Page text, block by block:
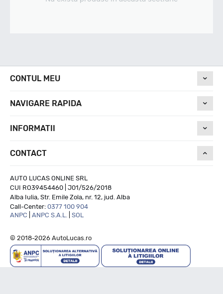
CONTUL MEU
NAVIGARE RAPIDA
INFORMATII
CONTACT
AUTO LUCAS ONLINE SRL
CUI RO39454460 | J01/526/2018
Alba Iulia, Str. Emile Zola, nr. 12, jud. Alba
Call-Center: 0377 100 904
ANPC
ANPC S.A.L. SOL
© 2018-2026 AutoLucas.ro